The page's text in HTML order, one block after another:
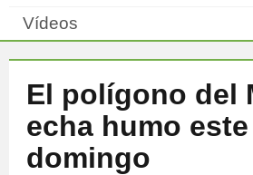
Vídeos
El polígono del
echa humo este
domingo